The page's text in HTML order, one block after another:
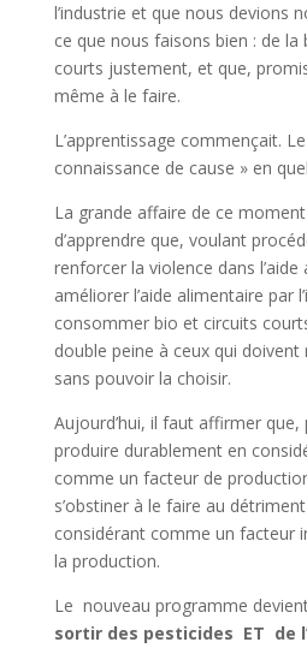
l’industrie et que nous devions
ce que nous faisons bien : de la
courts justement, et que,
même à le faire.
L’apprentissage commençait.
connaissance de cause » en
La grande affaire de ce
d’apprendre que, voulant
renforcer la violence dans
améliorer l’aide alimentaire par
consommer bio et circuits
double peine à ceux qui
sans pouvoir la choisir.
Aujourd’hui, il faut affirmer que,
produire durablement en
comme un facteur de
s’obstiner à le faire au
considérant comme un facteur
la production.
Le nouveau programme
sortir des pesticides ET de